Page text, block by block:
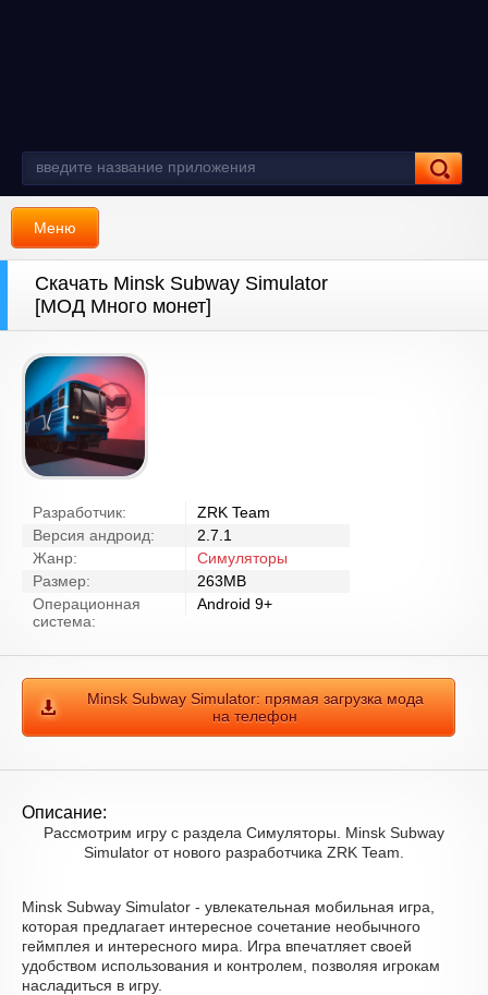
Меню
Скачать Minsk Subway Simulator
[МОД Много монет]
Разработчик:
ZRK Team
Версия андроид:
2.7.1
Жанр:
Симуляторы
Размер:
263MB
Операционная
система:
Android 9+
Minsk Subway Simulator: прямая загрузка мода
на телефон
Описание:
Рассмотрим игру с раздела Симуляторы. Minsk Subway
Simulator от нового разработчика ZRK Team.
Minsk Subway Simulator - увлекательная мобильная игра,
которая предлагает интересное сочетание необычного
геймплея и интересного мира. Игра впечатляет своей
удобством использования и контролем, позволяя игрокам
насладиться в игру.